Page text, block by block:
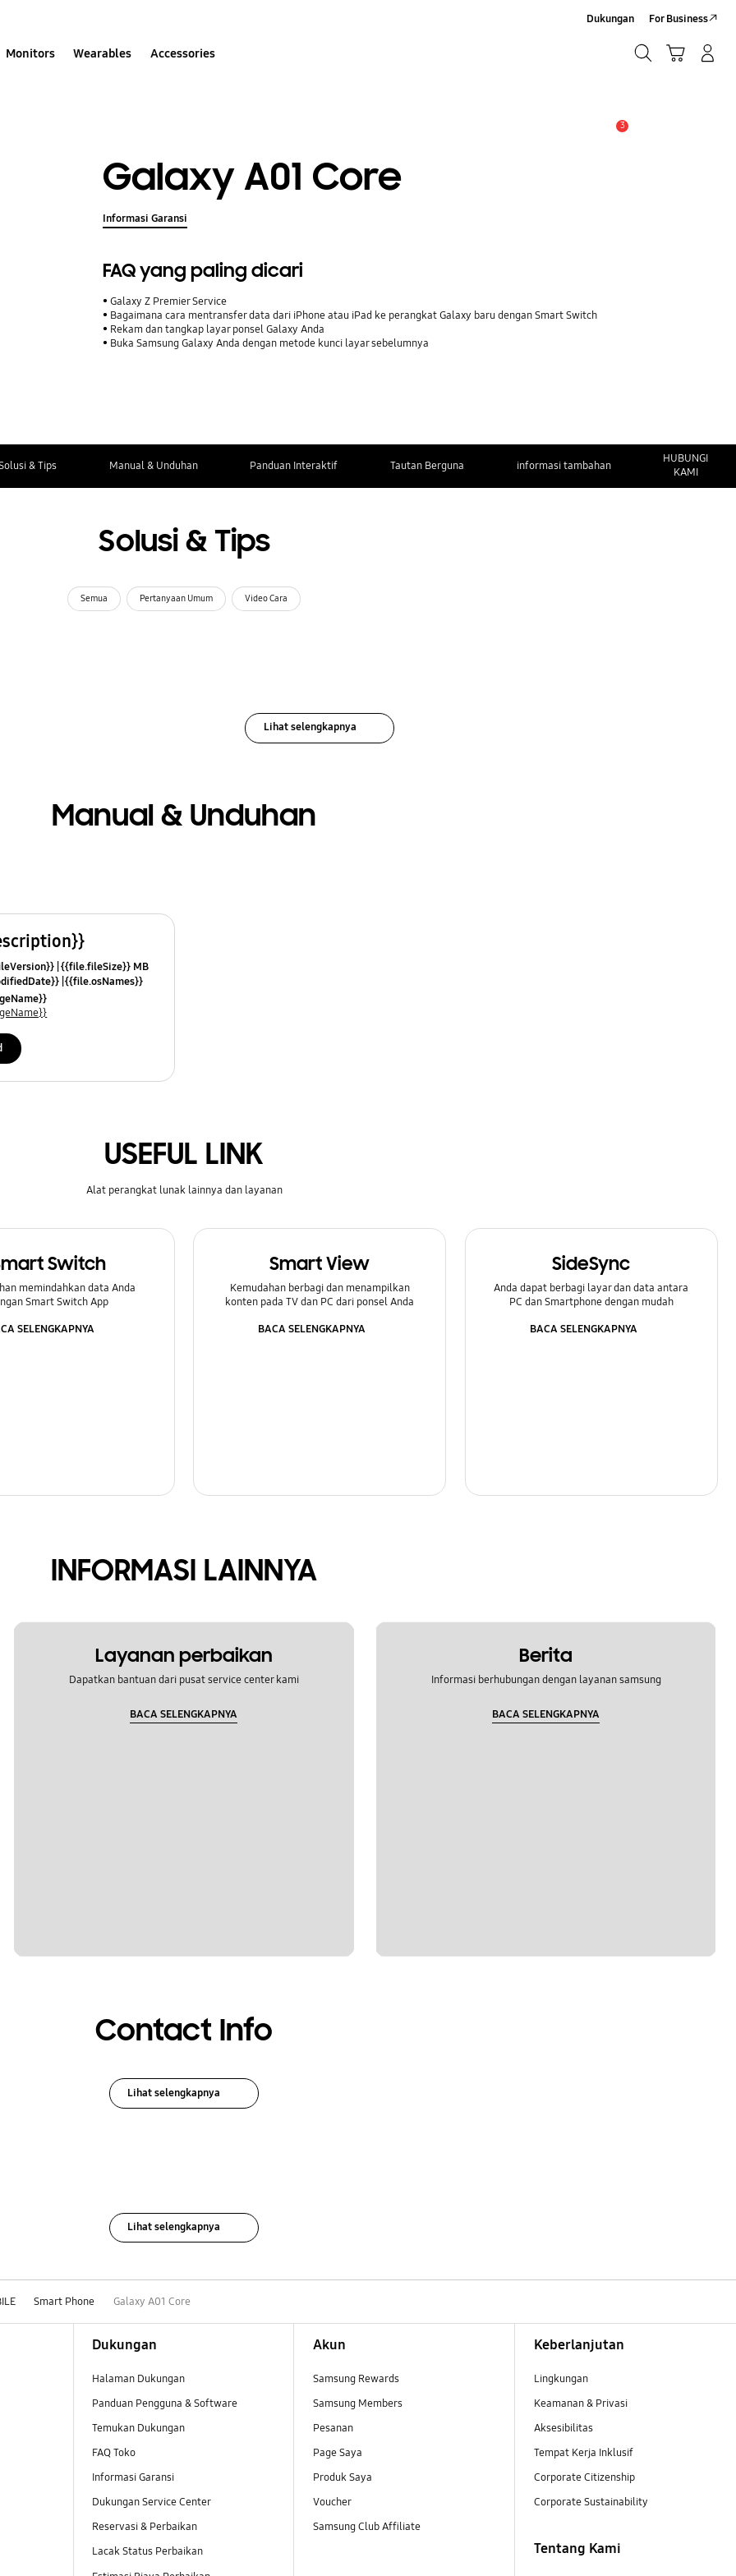
Monitors Wearables Accessories
Dukungan For Business
3
Galaxy A01 Core
Informasi Garansi
FAQ yang paling dicari
Galaxy Z Premier Service
Bagaimana cara mentransfer data dari iPhone atau iPad ke perangkat Galaxy baru dengan Smart Switch
Rekam dan tangkap layar ponsel Galaxy Anda
Buka Samsung Galaxy Anda dengan metode kunci layar sebelumnya
& Tips Manual & Unduhan Panduan Interaktif Tautan Berguna informasi tambahan
HUBUNGI
KAMI
Solusi & Tips
Semua Pertanyaan Umum Video Cara
Lihat selengkapnya
Manual & Unduhan
{{file.fileSize}} MB
{{file.osNames}}
USEFUL LINK
Alat perangkat lunak lainnya dan layanan
Switch
memindahkan data Anda
Smart Switch App
SELENGKAPNYA
Smart View
Kemudahan berbagi dan menampilkan
konten pada TV dan PC dari ponsel Anda
BACA SELENGKAPNYA
SideSync
Anda dapat berbagi layar dan data antara
PC dan Smartphone dengan mudah
BACA SELENGKAPNYA
INFORMASI LAINNYA
Layanan perbaikan
Dapatkan bantuan dari pusat service center kami
BACA SELENGKAPNYA
Berita
Informasi berhubungan dengan layanan samsung
BACA SELENGKAPNYA
Contact Info
Lihat selengkapnya
Lihat selengkapnya
Smart Phone Galaxy A01 Core
Dukungan
Halaman Dukungan
Panduan Pengguna & Software
Temukan Dukungan
FAQ Toko
Informasi Garansi
Dukungan Service Center
Reservasi & Perbaikan
Lacak Status Perbaikan
Akun
Samsung Rewards
Samsung Members
Pesanan
Page Saya
Produk Saya
Voucher
Samsung Club Affiliate
Keberlanjutan
Lingkungan
Keamanan & Privasi
Aksesibilitas
Tempat Kerja Inklusif
Corporate Citizenship
Corporate Sustainability
Tentang Kami